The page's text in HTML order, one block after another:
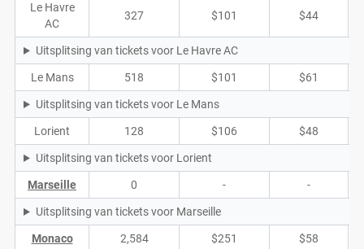
Le Havre
AC
327 $101 $44
Uitsplitsing van tickets voor Le Havre AC
Le Mans 518 $101 $61
Uitsplitsing van tickets voor Le Mans
Lorient 128 $106 $48
Uitsplitsing van tickets voor Lorient
Marseille 0 - -
Uitsplitsing van tickets voor Marseille
Monaco 2,584 $251 $58